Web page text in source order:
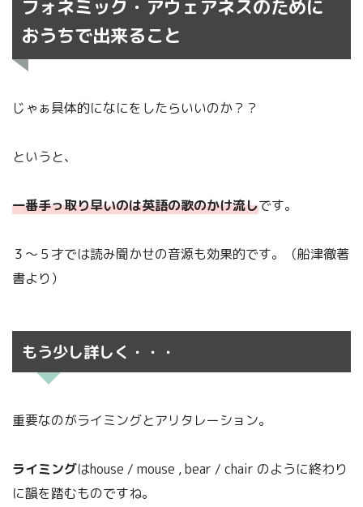
フォネミック・アウェアネスのために
おうちで出来ること
じゃぁ具体的になにをしたらいいのか？？
というと、
一番手っ取り早いのは英語の歌のかけ流しです。
３～５才では読み聞かせの音源も効果的です。（船津徹著
書より）
もう少し詳しく・・・
重要なのがライミングとアリタレーション。
ライミングはhouse / mouse , bear / chair のように終わり
に韻を踏むものですね。